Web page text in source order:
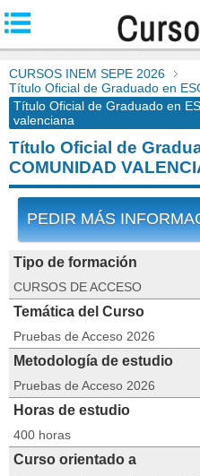
CURSOS INEM SEPE 2026
Título Oficial de Graduado en
Título Oficial de Graduado en
valenciana
Título Oficial de
COMUNIDAD
PEDIR MÁS
Tipo de formación
CURSOS DE ACCESO
Temática del Curso
Pruebas de Acceso 2026
Metodología de estudio
Pruebas de Acceso 2026
Horas de estudio
400 horas
Curso orientado a